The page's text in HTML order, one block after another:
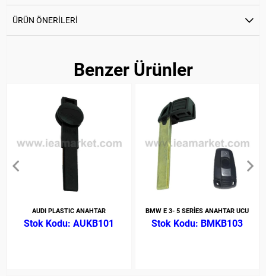
ÜRÜN ÖNERILERI
Benzer Ürünler
AUDI PLASTIC ANAHTAR
AUKB101
BMW E 3- 5 SERİES ANAHTAR UCU
BMKB103